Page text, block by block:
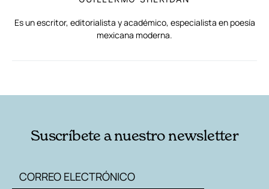
Es un escritor, editorialista y académico, especialista en poesía
mexicana moderna.
Suscríbete a nuestro newsletter